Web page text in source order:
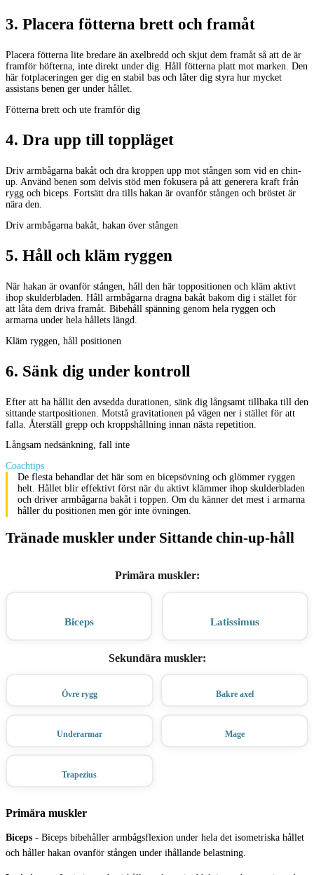
3. Placera fötterna brett och framåt
Placera fötterna lite bredare än axelbredd och skjut dem framåt så att de är
framför höfterna, inte direkt under dig. Håll fötterna platt mot marken. Den
här fotplaceringen ger dig en stabil bas och låter dig styra hur mycket
assistans benen ger under hållet.
Fötterna brett och ute framför dig
4. Dra upp till toppläget
Driv armbågarna bakåt och dra kroppen upp mot stången som vid en chin-
up. Använd benen som delvis stöd men fokusera på att generera kraft från
rygg och biceps. Fortsätt dra tills hakan är ovanför stången och bröstet är
nära den.
Driv armbågarna bakåt, hakan över stången
5. Håll och kläm ryggen
När hakan är ovanför stången, håll den här toppositionen och kläm aktivt
ihop skulderbladen. Håll armbågarna dragna bakåt bakom dig i stället för
att låta dem driva framåt. Bibehåll spänning genom hela ryggen och
armarna under hela hållets längd.
Kläm ryggen, håll positionen
6. Sänk dig under kontroll
Efter att ha hållit den avsedda durationen, sänk dig långsamt tillbaka till den
sittande startpositionen. Motstå gravitationen på vägen ner i stället för att
falla. Återställ grepp och kroppshållning innan nästa repetition.
Långsam nedsänkning, fall inte
Coachtips
De flesta behandlar det här som en bicepsövning och glömmer ryggen
helt. Hållet blir effektivt först när du aktivt klämmer ihop skulderbladen
och driver armbågarna bakåt i toppen. Om du känner det mest i armarna
håller du positionen men gör inte övningen.
Tränade muskler under Sittande chin-up-håll
Primära muskler:
Biceps Latissimus
Sekundära muskler:
Övre rygg Bakre axel
Underarmar Mage
Trapezius
Primära muskler
Biceps - Biceps bibehåller armbågsflexion under hela det isometriska hållet
och håller hakan ovanför stången under ihållande belastning.